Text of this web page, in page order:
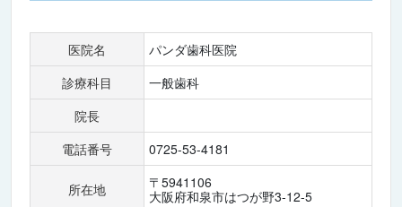
医院名
パンダ歯科医院
診療科目
一般歯科
院長
電話番号
0725-53-4181
所在地
〒5941106
大阪府和泉市はつが野3-12-5